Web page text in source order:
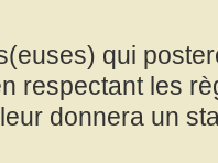
qui
respectant les
donnera un